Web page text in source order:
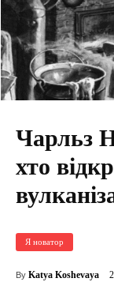
Чарльз
хто
Я новатор
By Katya Koshevaya